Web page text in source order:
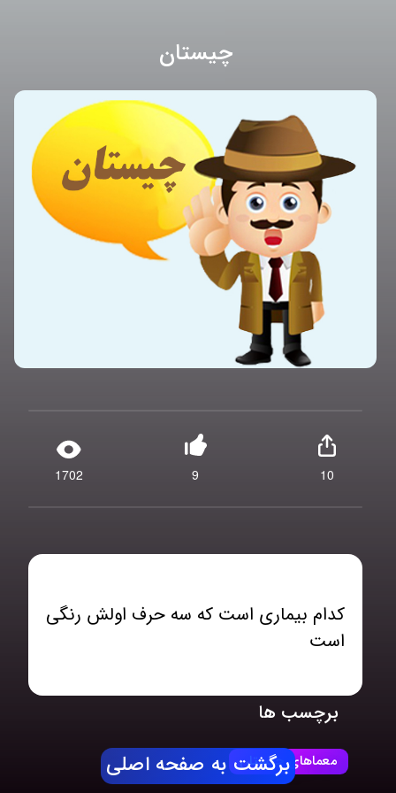
چیستان
1702 9 10
کدام بیماری است که سه حرف اولش رنگی
است
برچسب ها
معماهای چیستانبرگشت به صفحه اصلی